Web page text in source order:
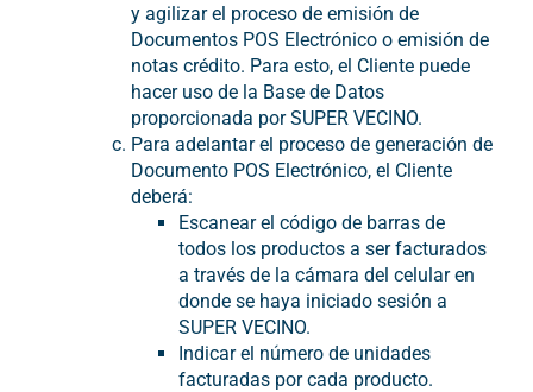
y agilizar el proceso de emisión de
Documentos POS Electrónico o emisión de
notas crédito. Para esto, el Cliente puede
hacer uso de la Base de Datos
proporcionada por SUPER VECINO.
Para adelantar el proceso de generación de
Documento POS Electrónico, el Cliente
deberá:
Escanear el código de barras de
todos los productos a ser facturados
a través de la cámara del celular en
donde se haya iniciado sesión a
SUPER VECINO.
Indicar el número de unidades
facturadas por cada producto.